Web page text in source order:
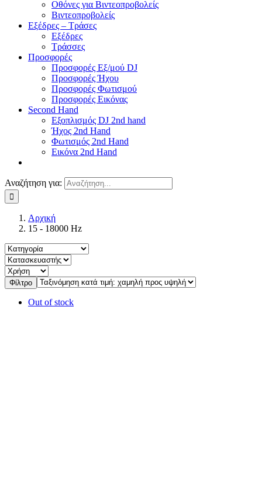
Οθόνες για Βιντεοπροβολείς
Βιντεοπροβολείς
Εξέδρες – Τράσες
Εξέδρες
Τράσσες
Προσφορές
Προσφορές Εξ/μού DJ
Προσφορές Ήχου
Προσφορές Φωτισμού
Προσφορές Εικόνας
Second Hand
Εξοπλισμός DJ 2nd hand
Ήχος 2nd Hand
Φωτισμός 2nd Hand
Εικόνα 2nd Hand
Αναζήτηση για:
Αρχική
15 - 18000 Hz
Φίλτρο
Out of stock